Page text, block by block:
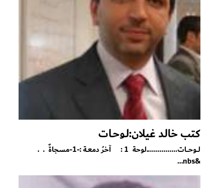
كتب خالد غيلان:لـوحـات
لـــوحــــات................لوحة 1 : آخرُ دمعــة :-1-مسجاةٌ . .
&nbs...